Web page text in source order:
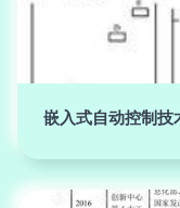
嵌入式自动控制技